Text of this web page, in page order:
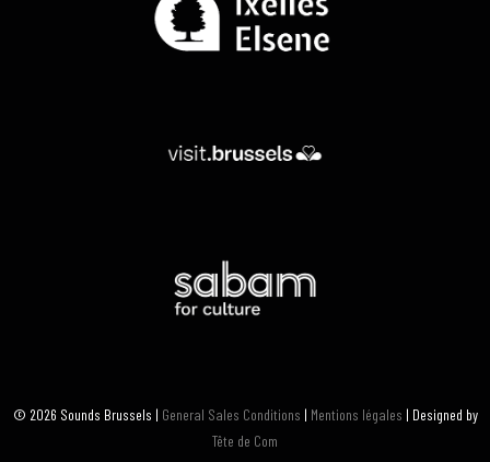
© 2026 Sounds Brussels | General Sales Conditions | Mentions légales | Designed by
Tête de Com